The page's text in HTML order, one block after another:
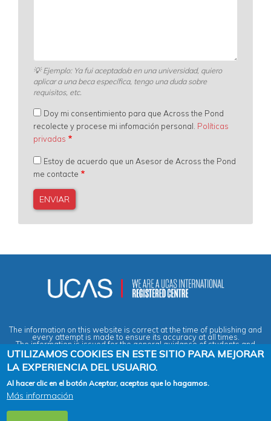
💡Ejemplo: Ya fui aceptado/a en una universidad, quiero
aplicar a una beca específica, tengo una duda sobre
requisitos, etc.
Doy mi consentimiento para que Across the Pond
recolecte y procese mi infomación personal. Políticas
privadas
Estoy de acuerdo que un Asesor de Across the Pond
me contacte
The information on this website is correct at the time of publishing and
every attempt is made to ensure its accuracy at all times.
The information is issued for the general guidance of students and
does not form part of any contract or guarantee.
Privacy & Data Protection Policy|Cookies Policy|Anti-Slavery &
Human Trafficking Statement Terms & Conditions
UTILIZAMOS COOKIES EN ESTE SITIO PARA MEJORAR
LA EXPERIENCIA DEL USUARIO.
Al hacer clic en el botón Aceptar, aceptas que lo hagamos.
Más información